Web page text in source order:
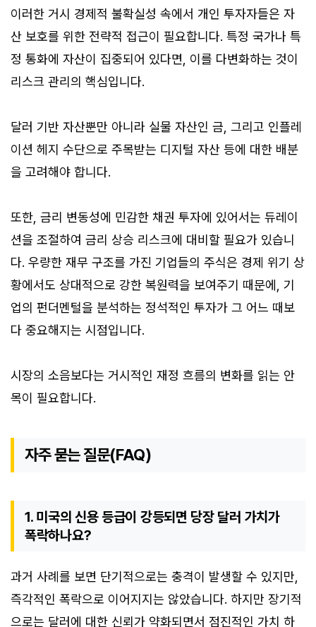
이러한 거시 경제적 불확실성 속에서 개인 투자자들은 자
산 보호를 위한 전략적 접근이 필요합니다. 특정 국가나 특
정 통화에 자산이 집중되어 있다면, 이를 다변화하는 것이
리스크 관리의 핵심입니다.
달러 기반 자산뿐만 아니라 실물 자산인 금, 그리고 인플레
이션 헤지 수단으로 주목받는 디지털 자산 등에 대한 배분
을 고려해야 합니다.
또한, 금리 변동성에 민감한 채권 투자에 있어서는 듀레이
션을 조절하여 금리 상승 리스크에 대비할 필요가 있습니
다. 우량한 재무 구조를 가진 기업들의 주식은 경제 위기 상
황에서도 상대적으로 강한 복원력을 보여주기 때문에, 기
업의 펀더멘털을 분석하는 정석적인 투자가 그 어느 때보
다 중요해지는 시점입니다.
시장의 소음보다는 거시적인 재정 흐름의 변화를 읽는 안
목이 필요합니다.
자주 묻는 질문(FAQ)
1. 미국의 신용 등급이 강등되면 당장 달러 가치가
폭락하나요?
과거 사례를 보면 단기적으로는 충격이 발생할 수 있지만,
즉각적인 폭락으로 이어지지는 않았습니다. 하지만 장기적
으로는 달러에 대한 신뢰가 약화되면서 점진적인 가치 하